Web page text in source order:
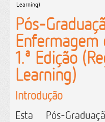
Learning)
Pós-
1.ª Edição
Learning)
Introdução
Esta Pós-